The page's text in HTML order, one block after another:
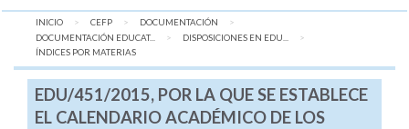
INICIO CEFP
DOCUMENTACIÓN
DOCUMENTACIÓN EDUCAT...
DISPOSICIONES EN EDU...
AQUÍ:
ÍNDICES POR MATERIAS
EDU/451/2015, POR LA QUE SE ESTABLECE
EL CALENDARIO ACADÉMICO DE LOS